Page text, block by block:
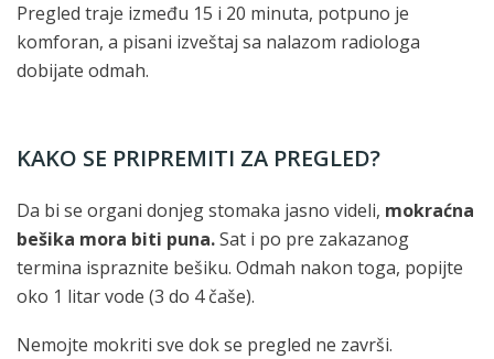
Pregled traje između 15 i 20 minuta, potpuno je
komforan, a pisani izveštaj sa nalazom radiologa
dobijate odmah.
KAKO SE PRIPREMITI ZA PREGLED?
Da bi se organi donjeg stomaka jasno videli, mokraćna
bešika mora biti puna.Sat i po pre zakazanog
termina ispraznite bešiku. Odmah nakon toga, popijte
oko 1 litar vode (3 do 4 čaše).
Nemojte mokriti sve dok se pregled ne završi.